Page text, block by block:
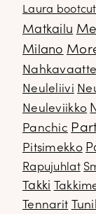
Laura
Matkailu
Milano
Neuleliivi
Neuleviikko
Panchic
Pitsimekko
Rapujuhlat
Takki
Tennarit